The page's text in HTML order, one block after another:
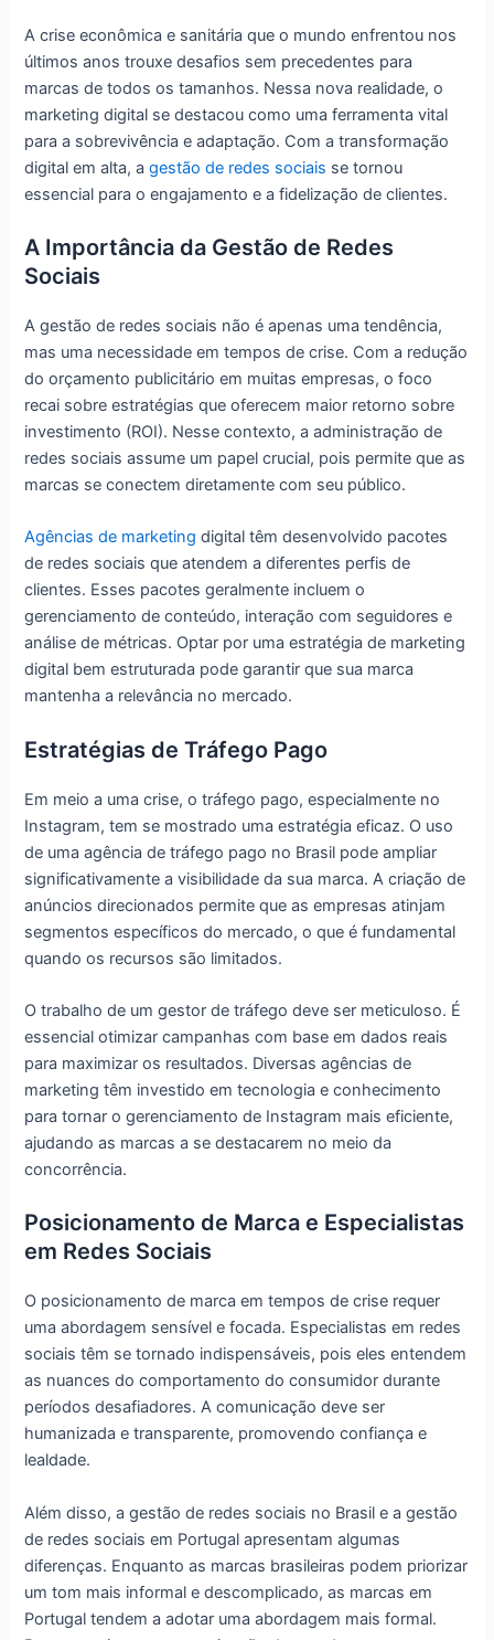
A crise econômica e sanitária que o mundo enfrentou nos
últimos anos trouxe desafios sem precedentes para
marcas de todos os tamanhos. Nessa nova realidade, o
marketing digital se destacou como uma ferramenta vital
para a sobrevivência e adaptação. Com a transformação
digital em alta, agestão de redes sociais se tornou
essencial para o engajamento e a fidelização de clientes.
A Importância da Gestão de Redes
Sociais
A gestão de redes sociais não é apenas uma tendência,
mas uma necessidade em tempos de crise. Com a redução
do orçamento publicitário em muitas empresas, o foco
recai sobre estratégias que oferecem maior retorno sobre
investimento (ROI). Nesse contexto, a administração de
redes sociais assume um papel crucial, pois permite que as
marcas se conectem diretamente com seu público.
Agências de marketing digital têm desenvolvido pacotes
de redes sociais que atendem a diferentes perfis de
clientes. Esses pacotes geralmente incluem o
gerenciamento de conteúdo, interação com seguidores e
análise de métricas. Optar por uma estratégia de marketing
digital bem estruturada pode garantir que sua marca
mantenha a relevância no mercado.
Estratégias de Tráfego Pago
Em meio a uma crise, o tráfego pago, especialmente no
Instagram, tem se mostrado uma estratégia eficaz. O uso
de uma agência de tráfego pago no Brasil pode ampliar
significativamente a visibilidade da sua marca. A criação de
anúncios direcionados permite que as empresas atinjam
segmentos específicos do mercado, o que é fundamental
quando os recursos são limitados.
O trabalho de um gestor de tráfego deve ser meticuloso. É
essencial otimizar campanhas com base em dados reais
para maximizar os resultados. Diversas agências de
marketing têm investido em tecnologia e conhecimento
para tornar o gerenciamento de Instagram mais eficiente,
ajudando as marcas a se destacarem no meio da
concorrência.
Posicionamento de Marca e Especialistas
em Redes Sociais
O posicionamento de marca em tempos de crise requer
uma abordagem sensível e focada. Especialistas em redes
sociais têm se tornado indispensáveis, pois eles entendem
as nuances do comportamento do consumidor durante
períodos desafiadores. A comunicação deve ser
humanizada e transparente, promovendo confiança e
lealdade.
Além disso, a gestão de redes sociais no Brasil e a gestão
de redes sociais em Portugal apresentam algumas
diferenças. Enquanto as marcas brasileiras podem priorizar
um tom mais informal e descomplicado, as marcas em
Portugal tendem a adotar uma abordagem mais formal.